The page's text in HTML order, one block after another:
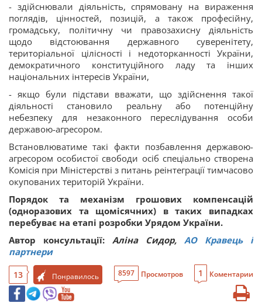
- здійснювали діяльність, спрямовану на вираження
поглядів, цінностей, позицій, а також професійну,
громадську, політичну чи правозахисну діяльність
щодо відстоювання державного суверенітету,
територіальної цілісності і недоторканності України,
демократичного конституційного ладу та інших
національних інтересів України,
- якщо були підстави вважати, що здійснення такої
діяльності становило реальну або потенційну
небезпеку для незаконного переслідування особи
державою-агресором.
Встановлюватиме такі факти позбавлення державою-
агресором особистої свободи осіб спеціально створена
Комісія при Міністерстві з питань реінтеграції тимчасово
окупованих територій України.
Порядок та механізм грошових компенсацій
(одноразових та щомісячних) в таких випадках
перебуває на етапі розробки Урядом України.
Автор консультації: Аліна Сидор, АО Кравець і
партнери
13 Понравилось 8597 Просмотров 1 Коментарии